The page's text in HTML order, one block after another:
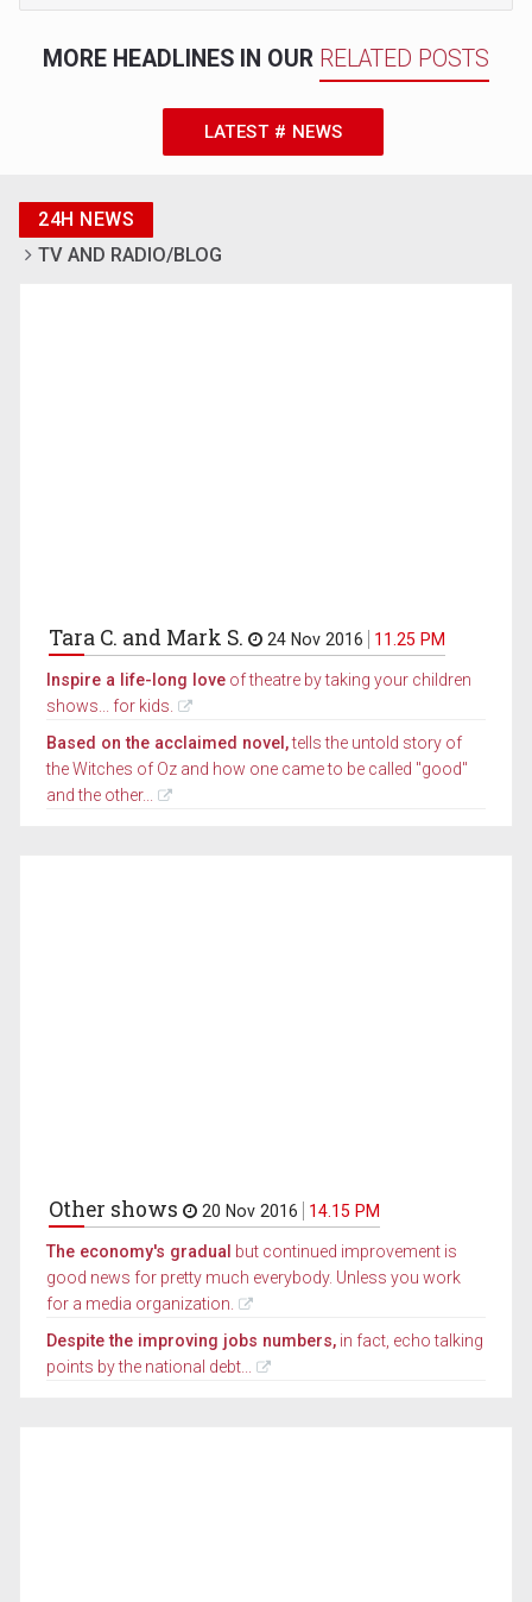
MORE HEADLINES IN OUR RELATED POSTS
LATEST # NEWS
24H NEWS
TV AND RADIO/BLOG
Tara C. and Mark S. 24 Nov 2016 11.25 PM
Inspire a life-long love of theatre by taking your children
shows... for kids.
Based on the acclaimed novel,tells the untold story of
the Witches of Oz and how one came to be called "good"
and the other...
Other shows 20 Nov 2016 14.15 PM
The economy's gradual but continued improvement is
good news for pretty much everybody. Unless you work
for a media organization.
Despite the improving jobs numbers, in fact, echo talking
points by the national debt...